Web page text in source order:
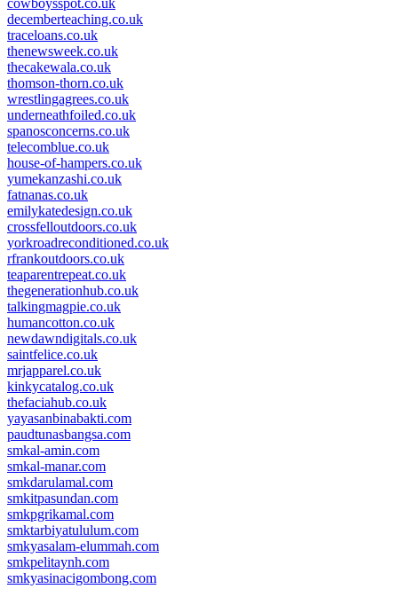
decemberteaching.co.uk
traceloans.co.uk
thenewsweek.co.uk
thecakewala.co.uk
thomson-thorn.co.uk
wrestlingagrees.co.uk
underneathfoiled.co.uk
spanosconcerns.co.uk
telecomblue.co.uk
house-of-hampers.co.uk
yumekanzashi.co.uk
fatnanas.co.uk
emilykatedesign.co.uk
crossfelloutdoors.co.uk
yorkroadreconditioned.co.uk
rfrankoutdoors.co.uk
teaparentrepeat.co.uk
thegenerationhub.co.uk
talkingmagpie.co.uk
humancotton.co.uk
newdawndigitals.co.uk
saintfelice.co.uk
mrjapparel.co.uk
kinkycatalog.co.uk
thefaciahub.co.uk
yayasanbinabakti.com
paudtunasbangsa.com
smkal-amin.com
smkal-manar.com
smkdarulamal.com
smkitpasundan.com
smkpgrikamal.com
smktarbiyatululum.com
smkyasalam-elummah.com
smkpelitaynh.com
smkyasinacigombong.com